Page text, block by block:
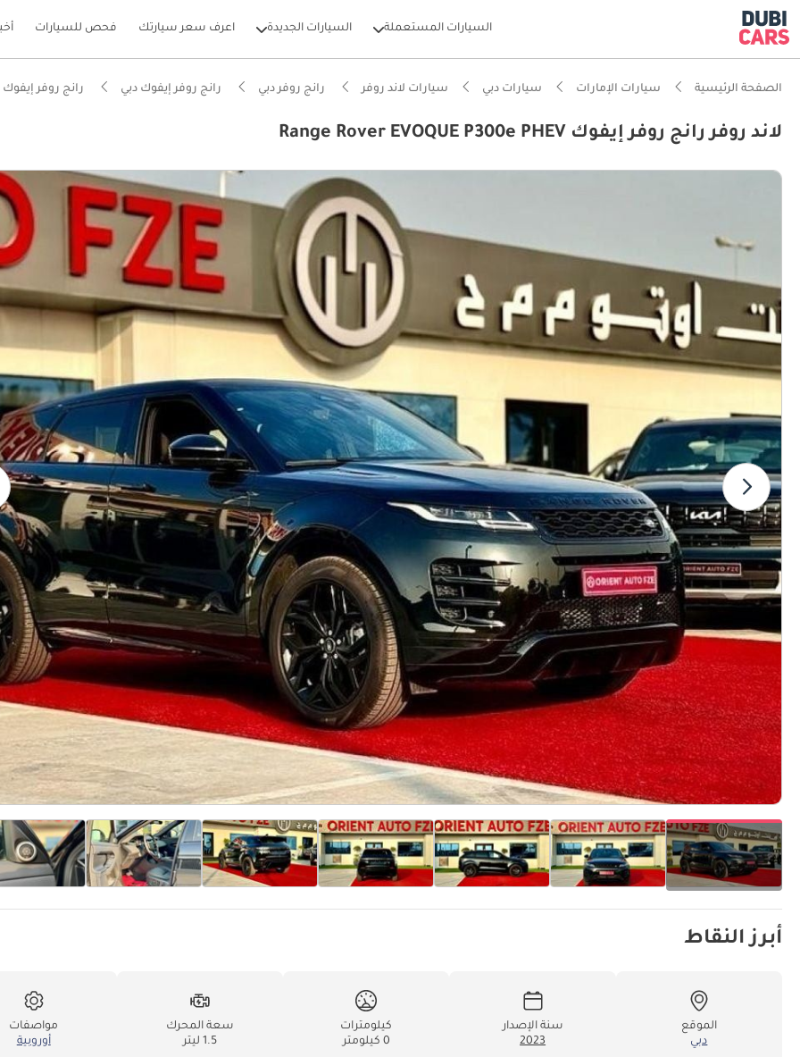
السيارات المستعملة السيارات الجديدة اعرف سعر سيارتك فحص للسيارات
الصفحة الرئيسية سيارات الإمارات سيارات دبي سيارات لاند روفر رانج روفر دبي رانج روفر إيفوك دبي رانج روفر إيفوك 2023 دبي
لاند روفر رانج روفر إيفوك Range Rover EVOQUE P300e PHEV
أبرز النقاط
الموقع
دبي
سنة الإصدار
2023
كيلومترات
0 كيلومتر
سعة المحرك
1.5 ليتر
مواصفات
أوروبية